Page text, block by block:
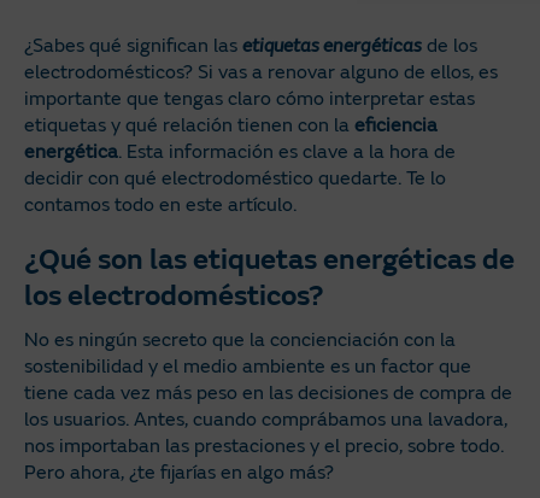
¿Sabes qué significan las etiquetas energéticas de los
electrodomésticos? Si vas a renovar alguno de ellos, es
importante que tengas claro cómo interpretar estas
etiquetas y qué relación tienen con la eficiencia
energética. Esta información es clave a la hora de
decidir con qué electrodoméstico quedarte. Te lo
contamos todo en este artículo.
¿Qué son las etiquetas energéticas de
los electrodomésticos?
No es ningún secreto que la concienciación con la
sostenibilidad y el medio ambiente es un factor que
tiene cada vez más peso en las decisiones de compra de
los usuarios. Antes, cuando comprábamos una lavadora,
nos importaban las prestaciones y el precio, sobre todo.
Pero ahora, ¿te fijarías en algo más?